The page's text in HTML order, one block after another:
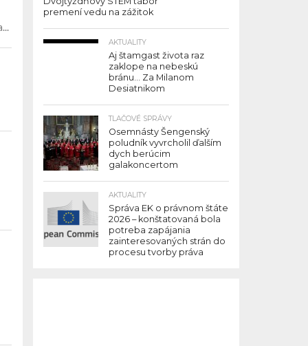
premení vedu na zážitok
AKTUALITY
Aj štamgast života raz
zaklope na nebeskú
bránu… Za Milanom
Desiatnikom
TLAČOVÉ SPRÁVY
Osemnásty Šengenský
poludník vyvrcholil ďalším
dych berúcim
galakoncertom
AKTUALITY
Správa EK o právnom štáte
2026 – konštatovaná bola
potreba zapájania
zainteresovaných strán do
procesu tvorby práva